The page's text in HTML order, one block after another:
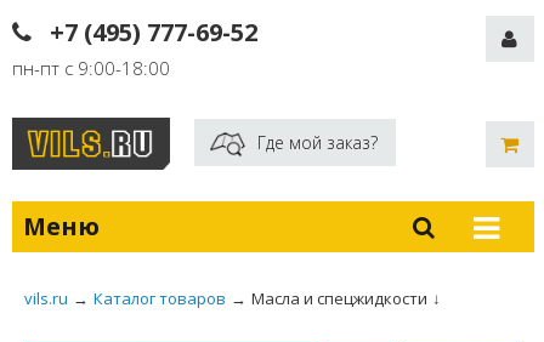
+7 (495) 777-69-52
пн-пт с 9:00-18:00
Где мой заказ?
Меню
vils.ru → Каталог товаров → Масла и спецжидкости ↓